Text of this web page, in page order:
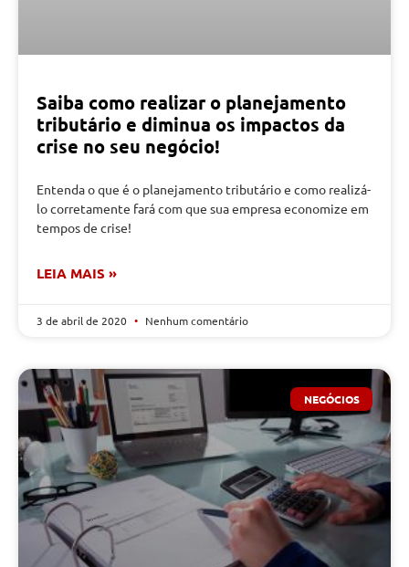
Saiba como realizar o planejamento
tributário e diminua os impactos da
crise no seu negócio!
Entenda o que é o planejamento tributário e como realizá-
lo corretamente fará com que sua empresa economize em
tempos de crise!
LEIA MAIS »
3 de abril de 2020 Nenhum comentário
NEGÓCIOS